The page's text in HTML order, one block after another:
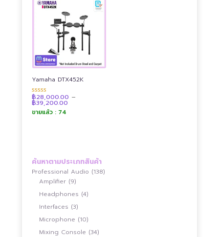
Yamaha DTX452K
ให้คะแนน
4.88
ตั้งแต่ 1-5
คะแนน
฿28,000.00 –
฿39,200.00Price
ขายแล้ว : 74
ค้นหาตามประเภทสินค้า
Professional Audio 138138
Amplifier 99
สินค้า
Headphones 44
Interfaces 33
สินค้า
Microphone 1010
สินค้า
Mixing Console 3434